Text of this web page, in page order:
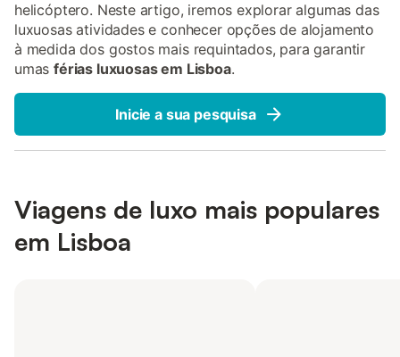
helicóptero. Neste artigo, iremos explorar algumas das
luxuosas atividades e conhecer opções de alojamento
à medida dos gostos mais requintados, para garantir
umasférias luxuosas em Lisboa.
Inicie a sua pesquisa
Viagens de luxo mais populares
em Lisboa